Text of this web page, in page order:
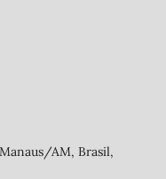
AM, Brasil,